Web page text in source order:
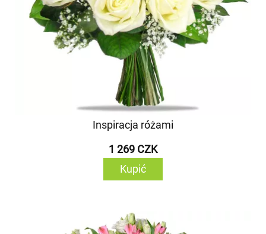
Inspiracja różami
1 269 CZK
Kupić